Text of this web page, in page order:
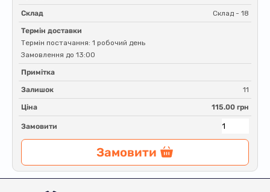
Склад Склад - 18
Термін доставки
Термін постачання: 1 робочий день
Замовлення до 13:00
Примітка
Залишок 11
Ціна 115.00 грн
Замовити
Замовити